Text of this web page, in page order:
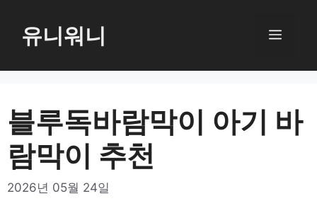
로
뛰
기
유니워니 메
블루독바람막이 아기 바
람막이 추천
2026년 05월 24일